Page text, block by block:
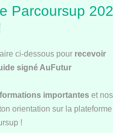
: 101
Parcoursup
ci-dessous pour recevoir
signé AuFutur
importantes et nos
orientation sur la plateforme
!